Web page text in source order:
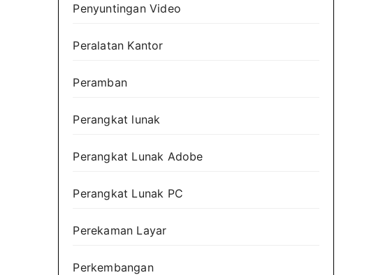
Penyuntingan Video
Peralatan Kantor
Peramban
Perangkat lunak
Perangkat Lunak Adobe
Perangkat Lunak PC
Perekaman Layar
Perkembangan